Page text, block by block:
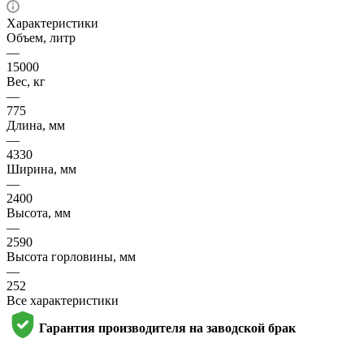
Характеристики
Объем, литр
—
15000
Вес, кг
—
775
Длина, мм
—
4330
Ширина, мм
—
2400
Высота, мм
—
2590
Высота горловины, мм
—
252
Все характеристики
Гарантия производителя на заводской брак